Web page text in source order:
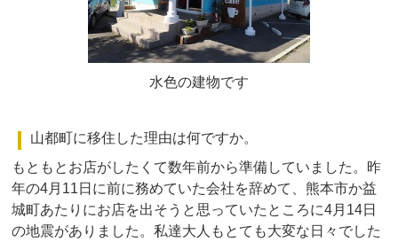
水色の建物です
山都町に移住した理由は何ですか。
もともとお店がしたくて数年前から準備していました。昨
年の4月11日に前に務めていた会社を辞めて、熊本市か益
城町あたりにお店を出そうと思っていたところに4月14日
の地震がありました。私達大人もとても大変な日々でした